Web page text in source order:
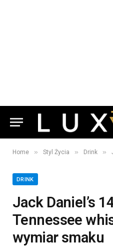
Home » Styl Życia » Drink »
DRINK
Jack Daniel’s
Tennessee
wymiar smaku